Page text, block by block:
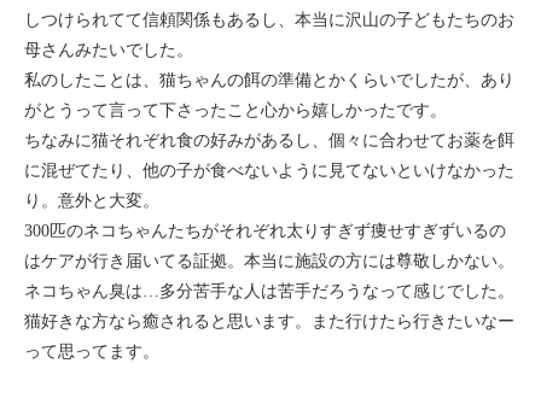
台湾
中国/海南島
ニュージーランド
ネパール
バリ
ベトナム
しつけられてて信頼関係もあるし、本当に沢山の子どもたちのお
母さんみたいでした。
私のしたことは、猫ちゃんの餌の準備とかくらいでしたが、あり
がとうって言って下さったこと心から嬉しかったです。
ちなみに猫それぞれ食の好みがあるし、個々に合わせてお薬を餌
に混ぜてたり、他の子が食べないように見てないといけなかった
り。意外と大変。
300匹のネコちゃんたちがそれぞれ太りすぎず痩せすぎずいるの
はケアが行き届いてる証拠。本当に施設の方には尊敬しかない。
ネコちゃん臭は…多分苦手な人は苦手だろうなって感じでした。
猫好きな方なら癒されると思います。また行けたら行きたいなー
って思ってます。